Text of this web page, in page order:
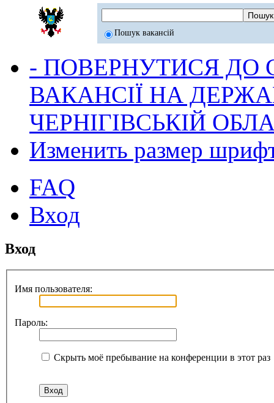
Пошук вакансій
- ПОВЕРНУТИСЯ ДО
ВАКАНСІЇ НА
ЧЕРНІГІВСЬКІЙ
Изменить размер
FAQ
Вход
Вход
Имя пользователя:
Пароль:
Скрыть моё пребывание на конференции в этот раз